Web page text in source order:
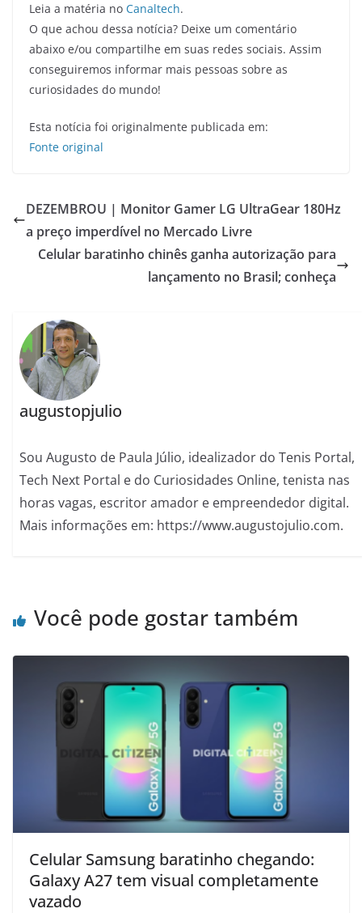
Leia a matéria no Canaltech.
O que achou dessa notícia? Deixe um comentário
abaixo e/ou compartilhe em suas redes sociais. Assim
conseguiremos informar mais pessoas sobre as
curiosidades do mundo!
Esta notícia foi originalmente publicada em:
Fonte original
DEZEMBROU | Monitor Gamer LG UltraGear 180Hz
a preço imperdível no Mercado Livre
Celular baratinho chinês ganha autorização para
lançamento no Brasil; conheça
augustopjulio
Sou Augusto de Paula Júlio, idealizador do Tenis Portal,
Tech Next Portal e do Curiosidades Online, tenista nas
horas vagas, escritor amador e empreendedor digital.
Mais informações em: https://www.augustojulio.com.
Você pode gostar também
Celular Samsung baratinho chegando:
Galaxy A27 tem visual completamente
vazado